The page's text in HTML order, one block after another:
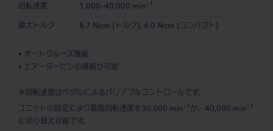
回転速度 1,000-40,000 min -1
最大トルク 8.7 Ncm (トルク), 6.0 Ncm (コンパクト)
• オートクルーズ機能
• エアータービンの接続が可能
※回転速度はペダルによるバリアブルコントロールです。
ユニットの設定により最高回転速度を30,000 min -1 か、40,000 min -1
に切り替え可能です。